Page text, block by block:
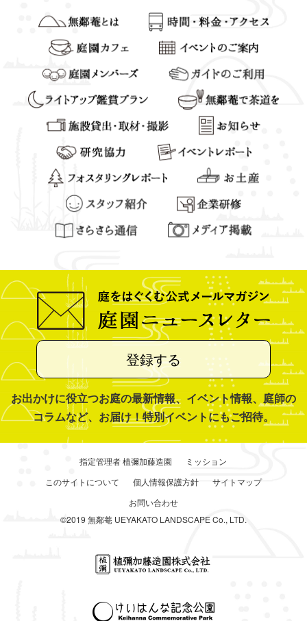
登録する
お出かけに役立つお庭の最新情報、イベント情報、庭師の
コラムなど、お届け！特別イベントにもご招待。
指定管理者 植彌加藤造園
ミッション
このサイトについて
個人情報保護方針
サイトマップ
お問い合わせ
©2019 無鄰菴 UEYAKATO LANDSCAPE Co., LTD.